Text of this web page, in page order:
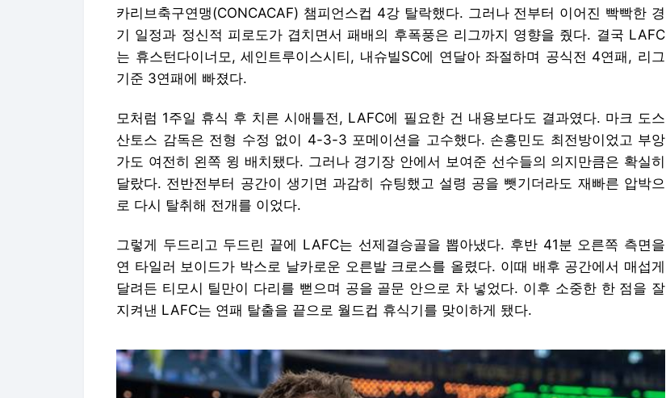
카리브축구연맹(CONCACAF) 챔피언스컵 4강 탈락했다. 그러나 전부터 이어진 빡빡한 경
기 일정과 정신적 피로도가 겹치면서 패배의 후폭풍은 리그까지 영향을 줬다. 결국 LAFC
는 휴스턴다이너모, 세인트루이스시티, 내슈빌SC에 연달아 좌절하며 공식전 4연패, 리그
기준 3연패에 빠졌다.
모처럼 1주일 휴식 후 치른 시애틀전, LAFC에 필요한 건 내용보다도 결과였다. 마크 도스
산토스 감독은 전형 수정 없이 4-3-3 포메이션을 고수했다. 손흥민도 최전방이었고 부앙
가도 여전히 왼쪽 윙 배치됐다. 그러나 경기장 안에서 보여준 선수들의 의지만큼은 확실히
달랐다. 전반전부터 공간이 생기면 과감히 슈팅했고 설령 공을 뺏기더라도 재빠른 압박으
로 다시 탈취해 전개를 이었다.
그렇게 두드리고 두드린 끝에 LAFC는 선제결승골을 뽑아냈다. 후반 41분 오른쪽 측면을
연 타일러 보이드가 박스로 날카로운 오른발 크로스를 올렸다. 이때 배후 공간에서 매섭게
달려든 티모시 틸만이 다리를 뻗으며 공을 골문 안으로 차 넣었다. 이후 소중한 한 점을 잘
지켜낸 LAFC는 연패 탈출을 끝으로 월드컵 휴식기를 맞이하게 됐다.